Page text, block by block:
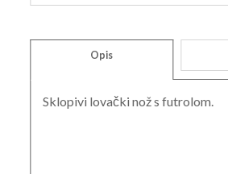
Opis
Sklopivi lovački nož s futrolom.